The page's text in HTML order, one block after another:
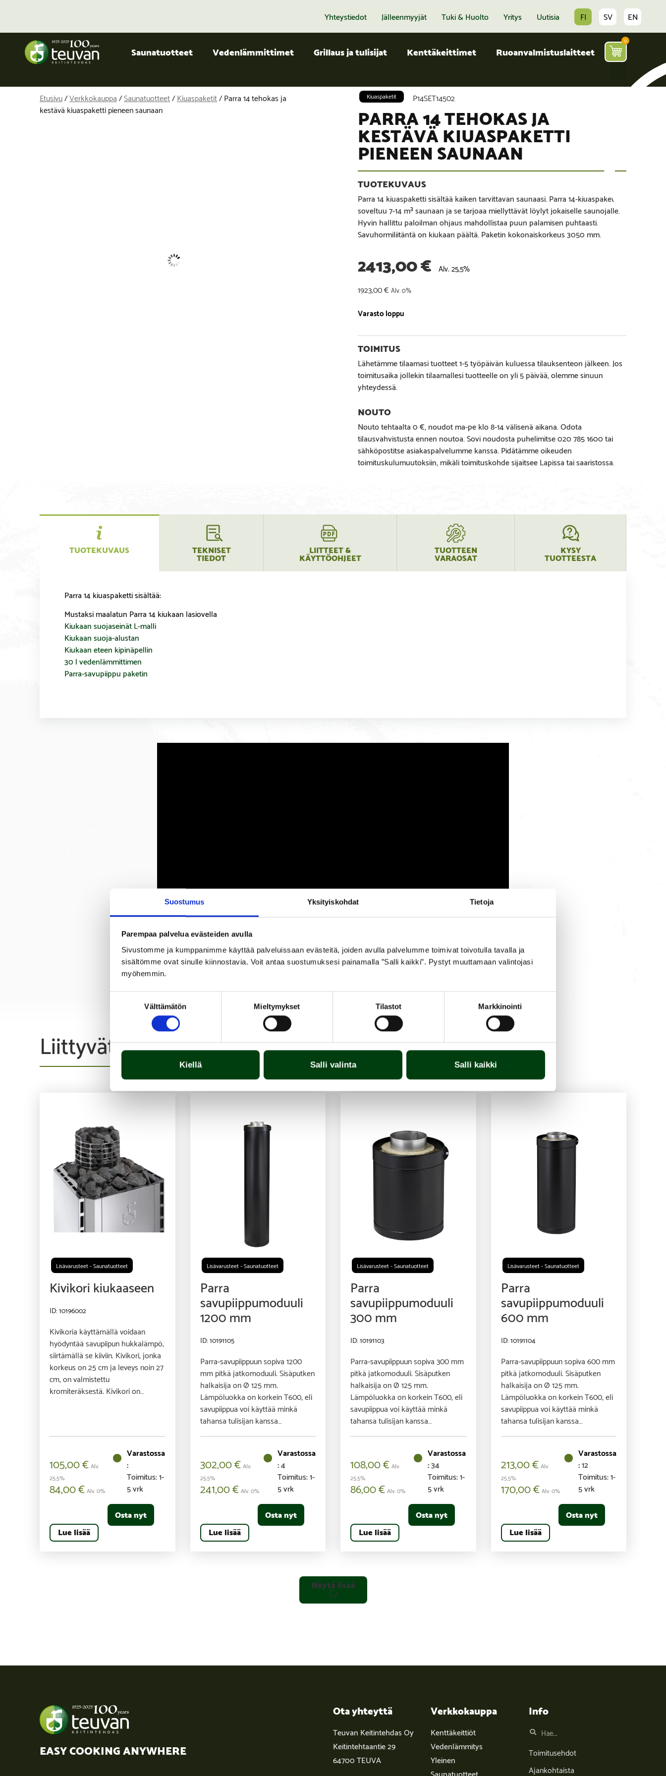
Suostumus Yksityiskohdat Tietoja
Parempaa palvelua evästeiden avulla
Sivustomme ja kumppanimme käyttää palveluissaan evästeitä, joiden avulla palvelumme toimivat toivotulla tavalla ja
sisältömme ovat sinulle kiinnostavia. Voit antaa suostumuksesi painamalla ”Salli kaikki”. Pystyt muuttamaan valintojasi
myöhemmin.
Välttämätön Mieltymykset Tilastot Markkinointi
Kiellä Salli valinta Salli kaikki
Yhteystiedot Jälleenmyyjät Tuki & Huolto Yritys Uutisia FI SV EN
Saunatuotteet Vedenlämmittimet Grillaus ja tulisijat Kenttäkeittimet Ruoanvalmistuslaitteet
0
Etusivu/Verkkokauppa/Saunatuotteet/Kiuaspaketit/ Parra 14 tehokas ja
kestävä kiuaspaketti pieneen saunaan
P14SET14502
Kiuaspaketit
PARRA 14 TEHOKAS JA
KESTÄVÄ KIUASPAKETTI
PIENEEN SAUNAAN
Parra 14 kiuaspaketti sisältää kaiken tarvittavan saunaasi. Parra 14-kiuaspaketti
soveltuu 7-14 m³ saunaan ja se tarjoaa miellyttävät löylyt jokaiselle saunojalle.
Hyvin hallittu paloilman ohjaus mahdollistaa puun palamisen puhtaasti.
Savuhormiliitäntä on kiukaan päältä. Paketin kokonaiskorkeus 3050 mm.
2413,00€ Alv. 25,5%
1923,00€ Alv. 0%
Varasto loppu
Lähetämme tilaamasi tuotteet 1-5 työpäivän kuluessa tilauksenteon jälkeen. Jos
toimitusaika jollekin tilaamallesi tuotteelle on yli 5 päivää, olemme sinuun
yhteydessä.
Nouto tehtaalta 0 €, noudot ma-pe klo 8-14 välisenä aikana. Odota
tilausvahvistusta ennen noutoa. Sovi noudosta puhelimitse 020 785 1600 tai
sähköpostitse asiakaspalvelumme kanssa. Pidätämme oikeuden
toimituskulumuutoksiin, mikäli toimituskohde sijaitsee Lapissa tai saaristossa.
TUOTEKUVAUS TEKNISET
TIEDOT
LIITTEET &
KÄYTTÖOHJEET
TUOTTEEN
VARAOSAT
KYSY
TUOTTEESTA
Parra 14 kiuaspaketti sisältää:
Mustaksi maalatun Parra 14 kiukaan lasiovella
Kiukaan suojaseinät L-malli
Kiukaan suoja-alustan
Kiukaan eteen kipinäpellin
30 l vedenlämmittimen
Parra-savupiippu paketin
Liittyvät tuotteet
Lisävarusteet - Saunatuotteet
Kivikori kiukaaseen
ID: 10196002
Kivikoria käyttämällä voidaan
hyödyntää savupiipun hukkalämpö,
siirtämällä se kiiviin. Kivikori, jonka
korkeus on 25 cm ja leveys noin 27
cm, on valmistettu
kromiteräksestä. Kivikori on…
Toimitus: 1-
5 vrk
105,00€Alv.
25,5%
84,00€Alv. 0%
Lue lisää
Osta nyt
Lisävarusteet - Saunatuotteet
Parra
savupiippumoduuli
1200 mm
ID: 10191105
Parra-savupiippuun sopiva 1200
mm pitkä jatkomoduuli. Sisäputken
halkaisija on Ø 125 mm.
Lämpöluokka on korkein T600, eli
savupiippua voi käyttää minkä
tahansa tulisijan kanssa…
4
Toimitus: 1-
5 vrk
302,00€ Alv.
25,5%
241,00€ Alv. 0%
Lue lisää
Osta nyt
Lisävarusteet - Saunatuotteet
Parra
savupiippumoduuli
300 mm
ID: 10191103
Parra-savupiippuun sopiva 300 mm
pitkä jatkomoduuli. Sisäputken
halkaisija on Ø 125 mm.
Lämpöluokka on korkein T600, eli
savupiippua voi käyttää minkä
tahansa tulisijan kanssa…
34
Toimitus: 1-
5 vrk
108,00€Alv.
25,5%
86,00€Alv. 0%
Lue lisää
Osta nyt
Lisävarusteet - Saunatuotteet
Parra
savupiippumoduuli
600 mm
ID: 10191104
Parra-savupiippuun sopiva 600 mm
pitkä jatkomoduuli. Sisäputken
halkaisija on Ø 125 mm.
Lämpöluokka on korkein T600, eli
savupiippua voi käyttää minkä
tahansa tulisijan kanssa…
12
Toimitus: 1-
5 vrk
213,00€ Alv.
25,5%
170,00€ Alv. 0%
Lue lisää
Osta nyt
Näytä lisää
EASY COOKING ANYWHERE
Ota yhteyttä
Teuvan Keitintehdas Oy
Keitintehtaantie 29
64700 TEUVA
Verkkokauppa
Kenttäkeittiöt
Vedenlämmitys
Yleinen
Saunatuotteet
Info
Toimitusehdot
Ajankohtaista